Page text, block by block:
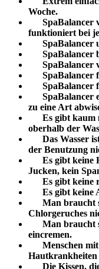
Woche.
SpaBalancer
funktioniert bei
SpaBalancer
SpaBalancer
SpaBalancer
SpaBalancer
SpaBalancer
SpaBalancer
zu eine Art
Es gibt kaum
oberhalb der
Das Wasser
der Benutzung
Es gibt keine
Jucken, kein
Es gibt keine
Es gibt keine
Man braucht
Chlorgeruches
Man braucht
eincremen.
Menschen
Hautkrankheiten
Die Kissen,